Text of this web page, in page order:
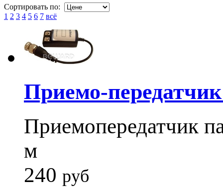
Сортировать по:
1 2 3 4 5 6 7 всё
Приемо-
Приемопередатчик
м
240 руб